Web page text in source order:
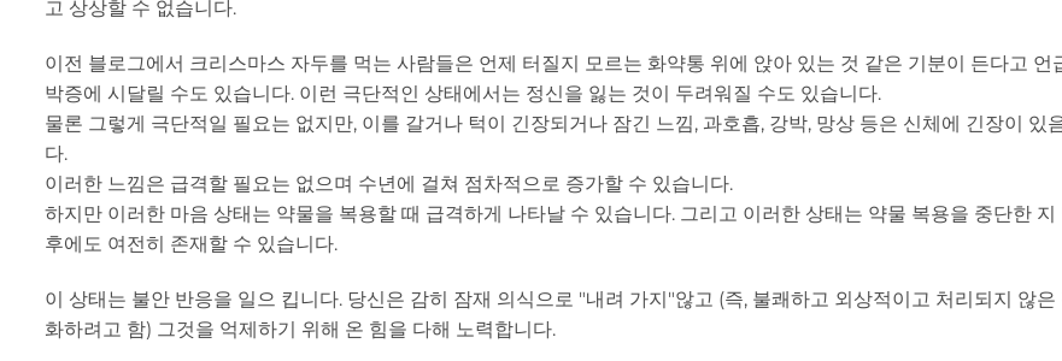
고 상상할 수 없습니다.
이전 블로그에서 크리스마스 자두를 먹는 사람들은 언제 터질지 모르는 화약통 위에 앉아 있는 것 같은 기분이 든다고 언
박증에 시달릴 수도 있습니다. 이런 극단적인 상태에서는 정신을 잃는 것이 두려워질 수도 있습니다.
물론 그렇게 극단적일 필요는 없지만, 이를 갈거나 턱이 긴장되거나 잠긴 느낌, 과호흡, 강박, 망상 등은 신체에 긴장이 있
다.
이러한 느낌은 급격할 필요는 없으며 수년에 걸쳐 점차적으로 증가할 수 있습니다.
하지만 이러한 마음 상태는 약물을 복용할 때 급격하게 나타날 수 있습니다. 그리고 이러한 상태는 약물 복용을 중단한 지
후에도 여전히 존재할 수 있습니다.
이 상태는 불안 반응을 일으 킵니다. 당신은 감히 잠재 의식으로 "내려 가지"않고 (즉, 불쾌하고 외상적이고 처리되지 않은
화하려고 함) 그것을 억제하기 위해 온 힘을 다해 노력합니다.